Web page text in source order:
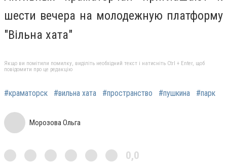
шести вечера на молодежную платформу
"Вільна хата"
Якщо ви помітили помилку, виділіть необхідний текст і натисніть Ctrl + Enter, щоб
повідомити про це редакцію
#краматорск #вильна хата #пространство #пушкина #парк
Морозова Ольга
0,0